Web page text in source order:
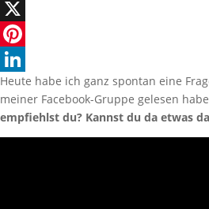
XING
X
Pinterest
LinkedIn
Heute habe ich ganz spontan eine
meiner Facebook-Gruppe gelesen
empfiehlst du? Kannst du da etwas